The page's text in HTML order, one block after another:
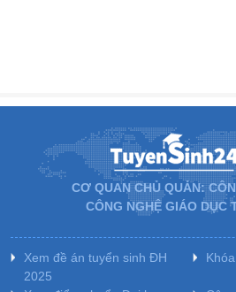
CƠ QUAN CHỦ QUẢN:
CÔNG NGHỆ GIÁO DỤC
Xem đề án tuyển sinh ĐH
2025